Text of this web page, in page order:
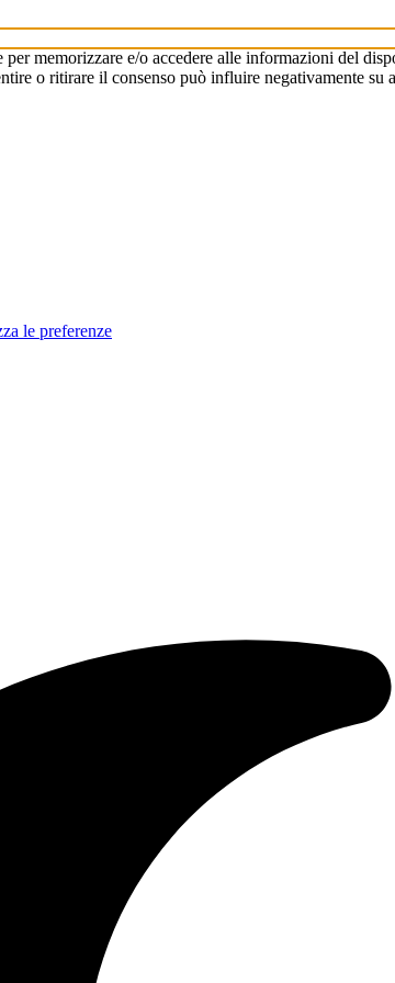
memorizzare e/o accedere alle informazioni del
o ritirare il consenso può influire negativamente su
le preferenze